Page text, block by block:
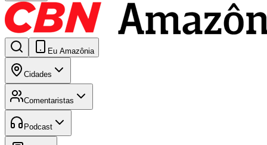
Eu Amazônia
Cidades
Comentaristas
Podcast